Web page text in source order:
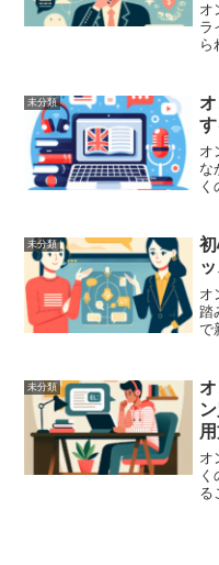
オ
ラ
ら
会
未分類
オ
な
ん
未分類
オ
踏
で
こ
未分類
オ
る